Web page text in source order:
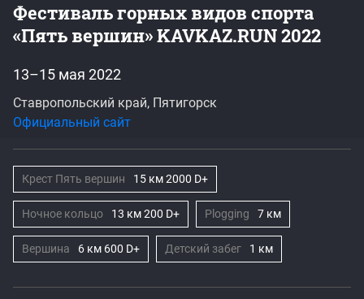
Фестиваль горных видов спорта
«Пять вершин» KAVKAZ.RUN 2022
13–15 мая 2022
Ставропольский край, Пятигорск
Официальный сайт
Крест Пять вершин 15 км 2000 D+
Ночное кольцо 13 км 200 D+ Plogging 7 км
Вершина 6 км 600 D+ Детский забег 1 км